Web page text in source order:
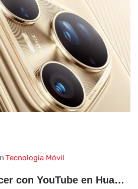
Tecnología Móvil
¿Qué puedes hacer con YouTube en Huawei Pura 80?